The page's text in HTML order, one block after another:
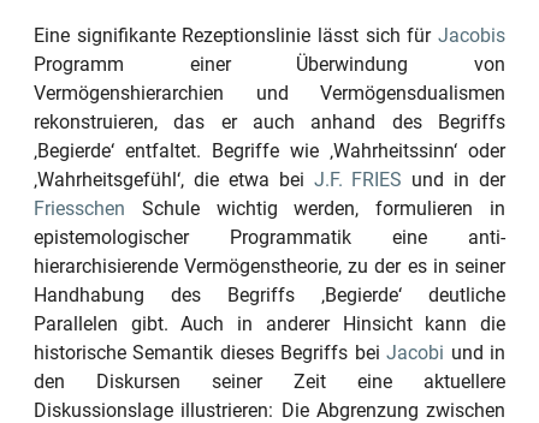
Eine signifikante Rezeptionslinie lässt sich für Jacobis
Programm einer Überwindung von
Vermögenshierarchien und Vermögensdualismen
rekonstruieren, das er auch anhand des Begriffs
‚Begierde‘ entfaltet. Begriffe wie ‚Wahrheitssinn‘ oder
‚Wahrheitsgefühl‘, die etwa bei J.F. FRIES und in der
Friesschen Schule wichtig werden, formulieren in
epistemologischer Programmatik eine anti-
hierarchisierende Vermögenstheorie, zu der es in seiner
Handhabung des Begriffs ‚Begierde‘ deutliche
Parallelen gibt. Auch in anderer Hinsicht kann die
historische Semantik dieses Begriffs beiJacobi und in
den Diskursen seiner Zeit eine aktuellere
Diskussionslage illustrieren: Die Abgrenzung zwischen